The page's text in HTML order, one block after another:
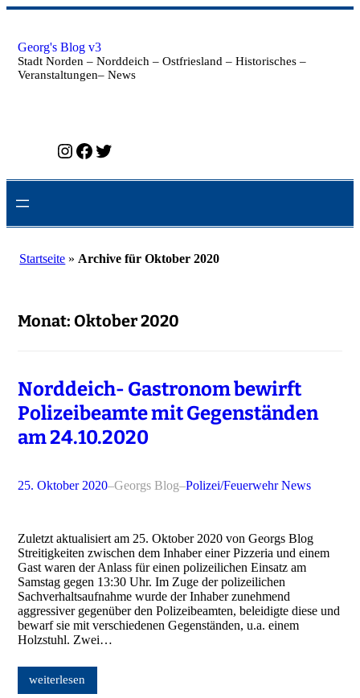
Zum
springen
Georg's Blog v3
Stadt Norden – Norddeich – Ostfriesland – Historisches –
Veranstaltungen– News
Instagram Facebook Twitter
Startseite » Archive für Oktober 2020
Monat: Oktober 2020
Norddeich- Gastronom bewirft
Polizeibeamte mit Gegenständen
am 24.10.2020
25. Oktober 2020–Georgs Blog–Polizei/Feuerwehr News
Zuletzt aktualisiert am 25. Oktober 2020 von Georgs Blog
Streitigkeiten zwischen dem Inhaber einer Pizzeria und einem
Gast waren der Anlass für einen polizeilichen Einsatz am
Samstag gegen 13:30 Uhr. Im Zuge der polizeilichen
Sachverhaltsaufnahme wurde der Inhaber zunehmend
aggressiver gegenüber den Polizeibeamten, beleidigte diese und
bewarf sie mit verschiedenen Gegenständen, u.a. einem
Holzstuhl. Zwei…
weiterlesen